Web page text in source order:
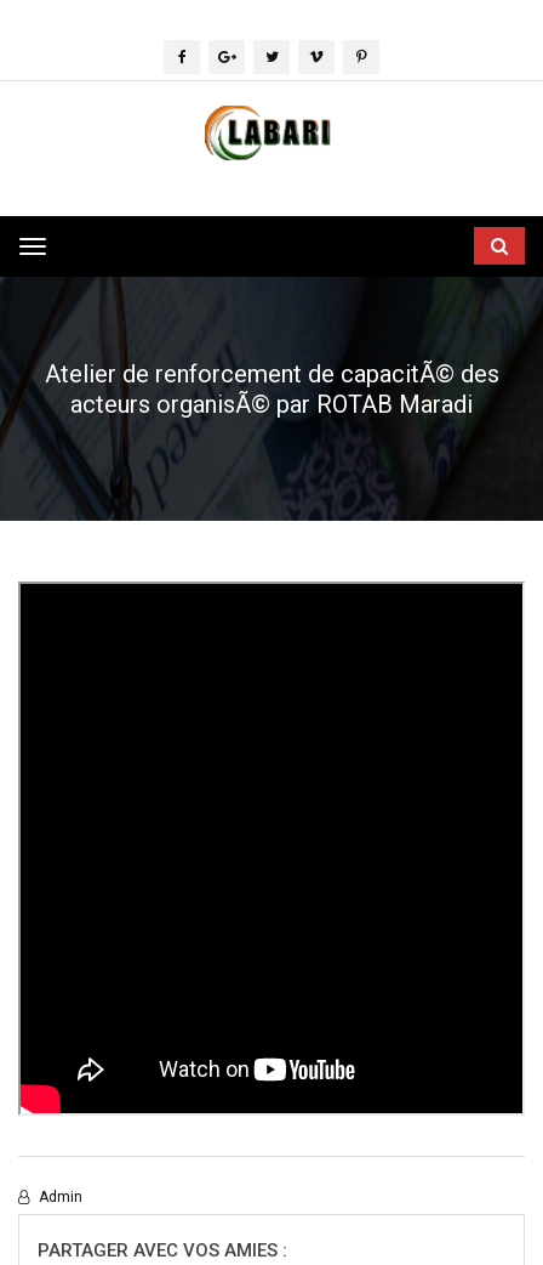
Toggle
navigation
Atelier de renforcement de capacitÃ© des
acteurs organisÃ© par ROTAB Maradi
Admin
PARTAGER AVEC VOS AMIES :